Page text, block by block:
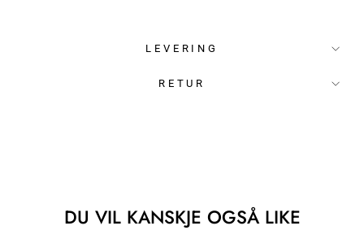
LEVERING
RETUR
DU VIL KANSKJE OGSÅ LIKE